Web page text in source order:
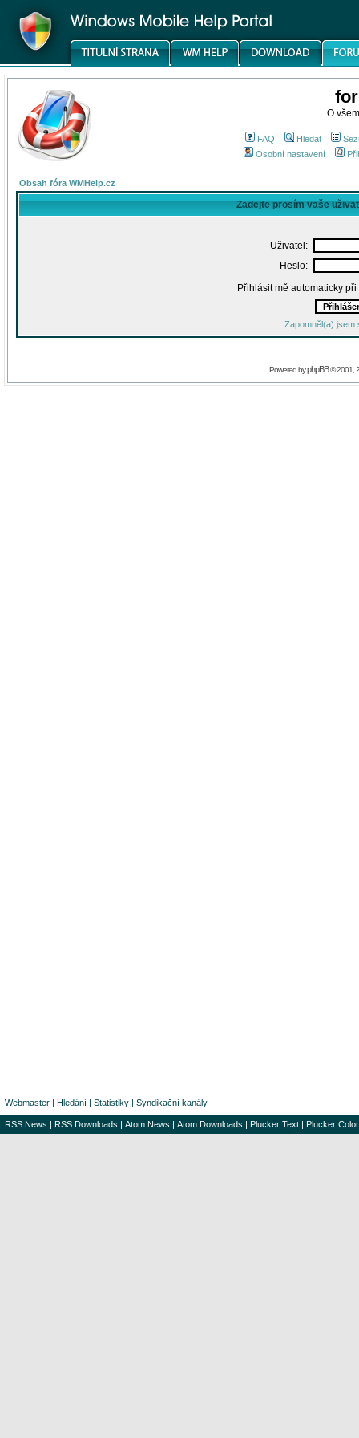
O
FAQ Hledat
Osobní nastavení
Obsah fóra WMHelp.cz
Zadejte prosím vaše
Uživatel:
Heslo:
Přihlásit mě automaticky
Zapomněl(a) jsem
Powered byphpBB© 2001,
Webmaster | Hledání | Statistiky | Syndikační kanály
RSS News | RSS Downloads | Atom News | Atom Downloads | Plucker Text | Plucker Color